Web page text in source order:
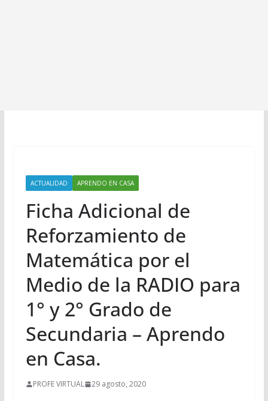
ACTUALIDAD APRENDO EN CASA
Ficha Adicional de
Reforzamiento de
Matemática por el
Medio de la RADIO para
1° y 2° Grado de
Secundaria – Aprendo
en Casa.
PROFE VIRTUAL 29 agosto, 2020